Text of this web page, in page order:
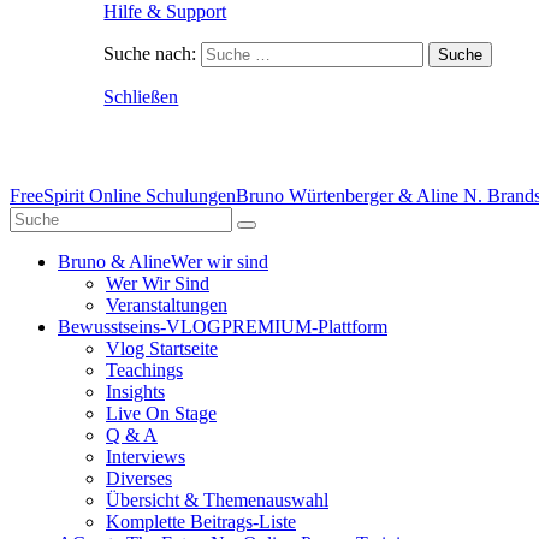
Hilfe & Support
Suche nach:
Schließen
FreeSpirit Online SchulungenBruno Würtenberger & Aline N.
Bruno & AlineWer wir sind
Wer Wir Sind
Veranstaltungen
Bewusstseins-VLOGPREMIUM-Plattform
Vlog Startseite
Teachings
Insights
Live On Stage
Q & A
Interviews
Diverses
Übersicht & Themenauswahl
Komplette Beitrags-Liste